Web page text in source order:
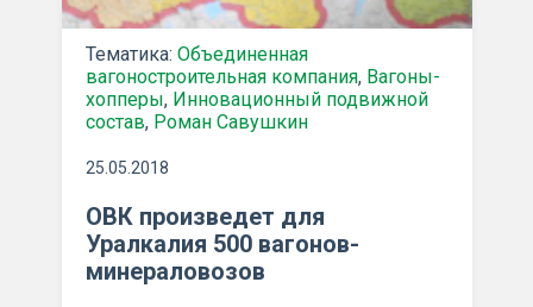
Тематика: Объединенная
вагоностроительная компания, Вагоны-
хопперы, Инновационный подвижной
состав, Роман Савушкин
25.05.2018
ОВК произведет для
Уралкалия 500 вагонов-
минераловозов